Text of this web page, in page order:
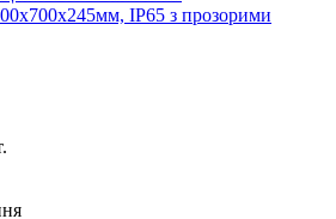
IP65 з прозорими